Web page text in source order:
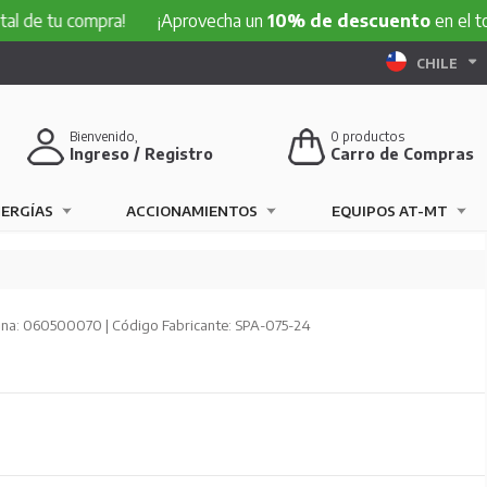
¡Aprovecha un10% de descuentoen el total de tu
CHILE
0 productos
Carro de Compras
Bienvenido,
Ingreso / Registro
ACCIONAMIENTOS EQUIPOS AT-MT
060500070 | Código Fabricante: SPA-075-24